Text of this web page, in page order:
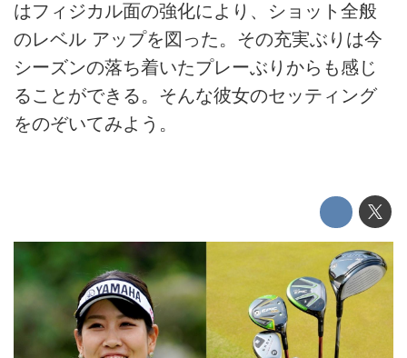
はフィジカル面の強化により、ショット全般
のレベル アップを図った。その充実ぶりは今
シーズンの落ち着いたプレーぶりからも感じ
ることができる。そんな彼女のセッティング
をのぞいてみよう。